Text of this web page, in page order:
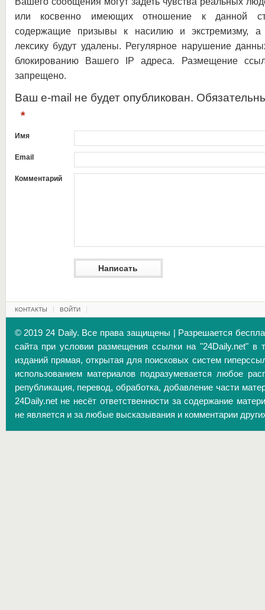
или косвенно имеющих отношение к данной
содержащие призывы к насилию и экстремизму, а
лексику будут удалены. Регулярное нарушение
блокированию Вашего IP адреса. Размещение
запрещено.
Ваш e-mail не будет опубликован.
*
Имя
Email
Комментарий
КОНТАКТЫ ВОЙТИ
© 2019 24 Daily. Все права защищены | Разрешается
сайта при условии размещения ссылки на "24Daily.net" в
изданий прямая, открытая для поисковых систем
использованием материалов подразумевается любое
републикация, перевод, обработка, добавление части
24Daily.net не несёт ответственности за содержание
не является и за любые высказывания и комментарии